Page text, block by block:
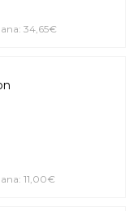
34,65€
11,00€